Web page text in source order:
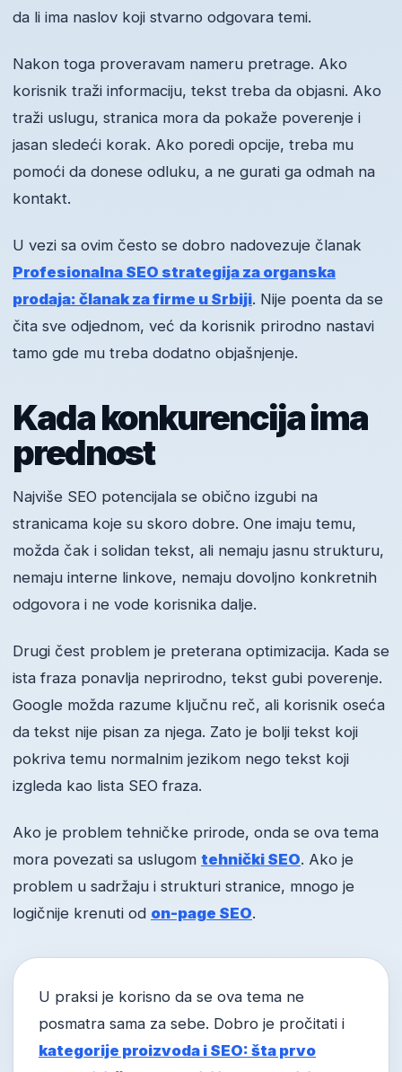
da li ima naslov koji stvarno odgovara temi.
Nakon toga proveravam nameru pretrage. Ako
korisnik traži informaciju, tekst treba da objasni. Ako
traži uslugu, stranica mora da pokaže poverenje i
jasan sledeći korak. Ako poredi opcije, treba mu
pomoći da donese odluku, a ne gurati ga odmah na
kontakt.
U vezi sa ovim često se dobro nadovezuje članak
Profesionalna SEO strategija za organska
prodaja: članak za firme u Srbiji. Nije poenta da se
čita sve odjednom, već da korisnik prirodno nastavi
tamo gde mu treba dodatno objašnjenje.
Kada konkurencija ima
prednost
Najviše SEO potencijala se obično izgubi na
stranicama koje su skoro dobre. One imaju temu,
možda čak i solidan tekst, ali nemaju jasnu strukturu,
nemaju interne linkove, nemaju dovoljno konkretnih
odgovora i ne vode korisnika dalje.
Drugi čest problem je preterana optimizacija. Kada se
ista fraza ponavlja neprirodno, tekst gubi poverenje.
Google možda razume ključnu reč, ali korisnik oseća
da tekst nije pisan za njega. Zato je bolji tekst koji
pokriva temu normalnim jezikom nego tekst koji
izgleda kao lista SEO fraza.
Ako je problem tehničke prirode, onda se ova tema
mora povezati sa uslugom tehnički SEO. Ako je
problem u sadržaju i strukturi stranice, mnogo je
logičnije krenuti od on-page SEO.
U praksi je korisno da se ova tema ne
posmatra sama za sebe. Dobro je pročitati i
kategorije proizvoda i SEO: šta prvo